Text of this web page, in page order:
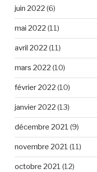
juin 2022 (6)
mai 2022 (11)
avril 2022 (11)
mars 2022 (10)
février 2022 (10)
janvier 2022 (13)
décembre 2021 (9)
novembre 2021 (11)
octobre 2021 (12)